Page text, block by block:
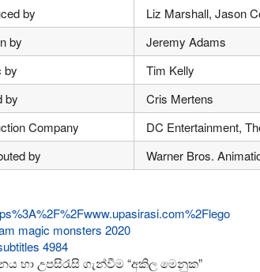
by
Liz Marshall, Jason
by
Jeremy Adams
by
Tim Kelly
by
Cris Mertens
Company
DC Entertainment,
by
Warner Bros.
හා උපසිරැසි ගැන්වීම “අකිල මෙනුක”